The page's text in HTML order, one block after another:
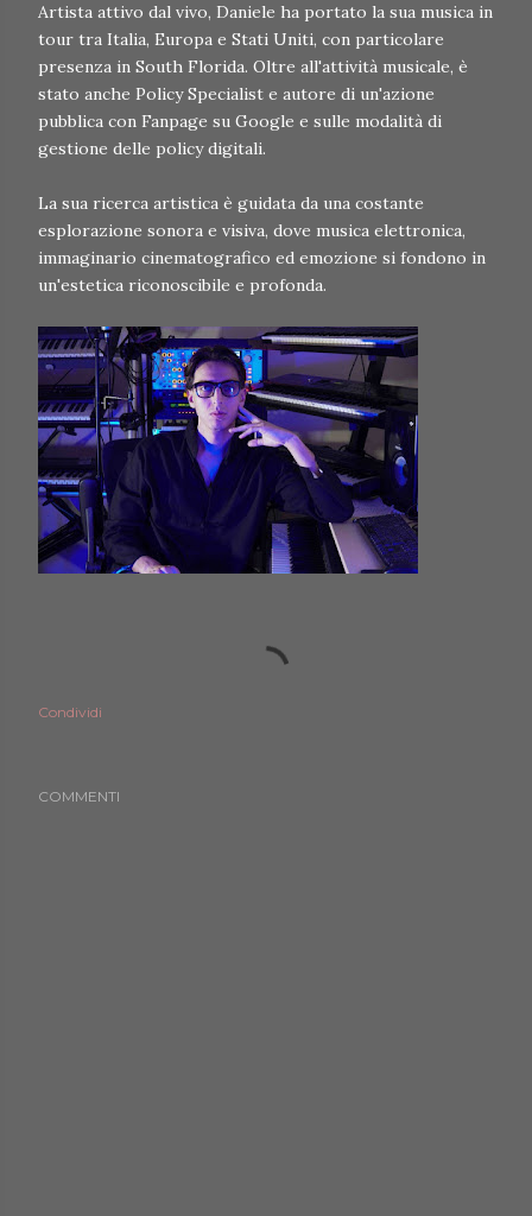
Artista attivo dal vivo, Daniele ha portato la sua musica in
tour tra Italia, Europa e Stati Uniti, con particolare
presenza in South Florida. Oltre all'attività musicale, è
stato anche Policy Specialist e autore di un'azione
pubblica con Fanpage su Google e sulle modalità di
gestione delle policy digitali.
La sua ricerca artistica è guidata da una costante
esplorazione sonora e visiva, dove musica elettronica,
immaginario cinematografico ed emozione si fondono in
un'estetica riconoscibile e profonda.
Condividi
COMMENTI